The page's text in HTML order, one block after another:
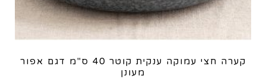
קערה חצי עמוקה ענקית קוטר 40 ס"מ דגם אפור
מעונן